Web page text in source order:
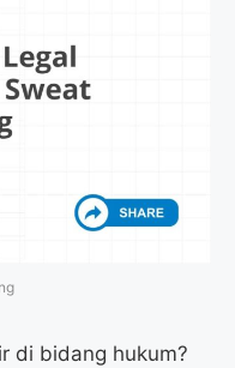
di bidang hukum?